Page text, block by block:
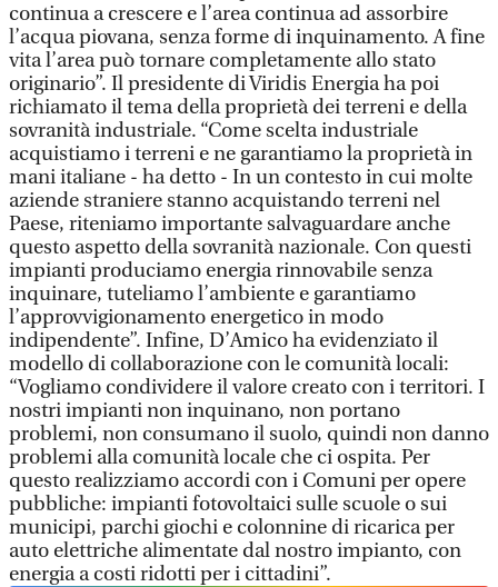
continua a crescere e l’area continua ad assorbire
l’acqua piovana, senza forme di inquinamento. A fine
vita l’area può tornare completamente allo stato
originario”. Il presidente di Viridis Energia ha poi
richiamato il tema della proprietà dei terreni e della
sovranità industriale. “Come scelta industriale
acquistiamo i terreni e ne garantiamo la proprietà in
mani italiane - ha detto - In un contesto in cui molte
aziende straniere stanno acquistando terreni nel
Paese, riteniamo importante salvaguardare anche
questo aspetto della sovranità nazionale. Con questi
impianti produciamo energia rinnovabile senza
inquinare, tuteliamo l’ambiente e garantiamo
l’approvvigionamento energetico in modo
indipendente”. Infine, D’Amico ha evidenziato il
modello di collaborazione con le comunità locali:
“Vogliamo condividere il valore creato con i territori. I
nostri impianti non inquinano, non portano
problemi, non consumano il suolo, quindi non danno
problemi alla comunità locale che ci ospita. Per
questo realizziamo accordi con i Comuni per opere
pubbliche: impianti fotovoltaici sulle scuole o sui
municipi, parchi giochi e colonnine di ricarica per
auto elettriche alimentate dal nostro impianto, con
energia a costi ridotti per i cittadini”.